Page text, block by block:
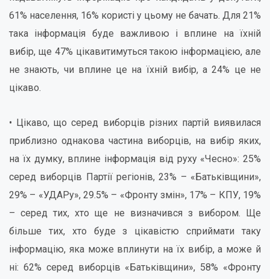
61% населення, 16% користі у цьому не бачать. Для 21%
така інформація буде важливою і вплине на їхній
вибір, ще 47% цікавитимуться такою інформацією, але
не знають, чи вплине це на їхній вибір, а 24% це не
цікаво.
• Цікаво, що серед виборців різних партій виявилася
приблизно однакова частина виборців, на вибір яких,
на їх думку, вплине інформація від руху «Чесно»: 25%
серед виборців Партії регіонів, 23% – «Батьківщини»,
29% – «УДАРу», 29.5% – «Фронту змін», 17% – КПУ, 19%
– серед тих, хто ще не визначився з вибором. Ще
більше тих, хто буде з цікавістю сприймати таку
інформацію, яка може вплинути на їх вибір, а може й
ні: 62% серед виборців «Батьківщини», 58% «Фронту